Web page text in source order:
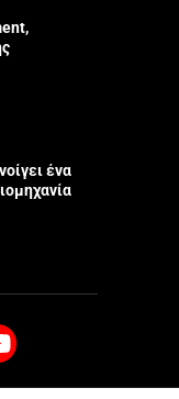
ένα